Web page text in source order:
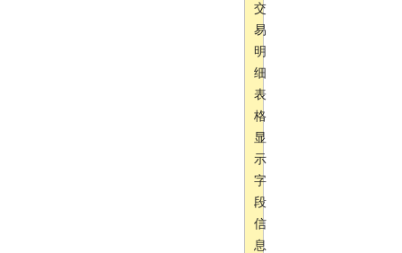
交
易
明
细
表
格
显
示
字
段
信
息